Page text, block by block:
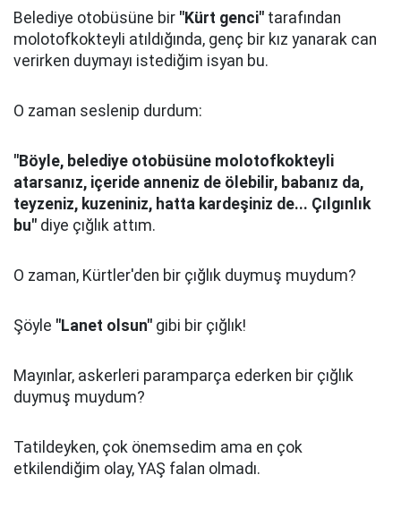
Belediye otobüsüne bir "Kürt genci" tarafından
molotofkokteyli atıldığında, genç bir kız yanarak can
verirken duymayı istediğim isyan bu.
O zaman seslenip durdum:
"Böyle, belediye otobüsüne molotofkokteyli
atarsanız, içeride anneniz de ölebilir, babanız da,
teyzeniz, kuzeniniz, hatta kardeşiniz de... Çılgınlık
bu" diye çığlık attım.
O zaman, Kürtler'den bir çığlık duymuş muydum?
Şöyle "Lanet olsun" gibi bir çığlık!
Mayınlar, askerleri paramparça ederken bir çığlık
duymuş muydum?
Tatildeyken, çok önemsedim ama en çok
etkilendiğim olay, YAŞ falan olmadı.